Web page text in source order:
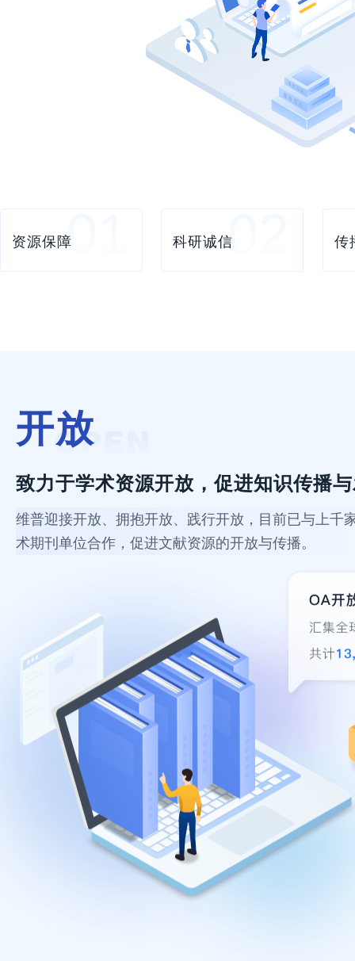
01
资源保障 02
科研诚信 传
开放
致力于学术资源开放，促进知识传播
维普迎接开放、拥抱开放、践行开放，目前已与上千
术期刊单位合作，促进文献资源的开放与传播。